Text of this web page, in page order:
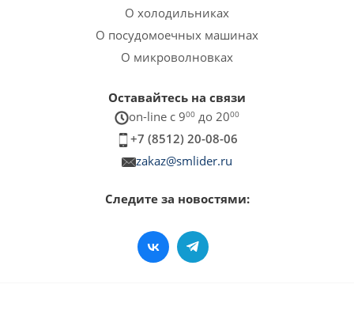
О холодильниках
О посудомоечных машинах
О микроволновках
Оставайтесь на связи
on-line c 900 до 2000
+7 (8512) 20-08-06
zakaz@smlider.ru
Следите за новостями: